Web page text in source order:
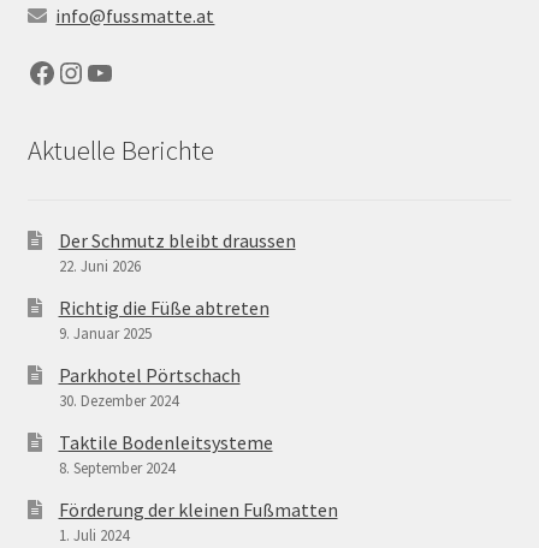
info@fussmatte.at
Facebook
Instagram
YouTube
Aktuelle Berichte
Der Schmutz bleibt draussen
22. Juni 2026
Richtig die Füße abtreten
9. Januar 2025
Parkhotel Pörtschach
30. Dezember 2024
Taktile Bodenleitsysteme
8. September 2024
Förderung der kleinen Fußmatten
1. Juli 2024